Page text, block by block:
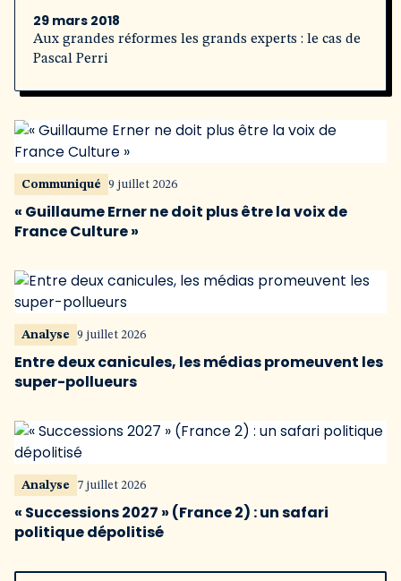
29 mars 2018
Aux grandes réformes les grands experts : le cas de
Pascal Perri
Communiqué 9 juillet 2026
« Guillaume Erner ne doit plus être la voix de
France Culture »
Analyse 9 juillet 2026
Entre deux canicules, les médias promeuvent les
super-pollueurs
Analyse 7 juillet 2026
« Successions 2027 » (France 2) : un safari
politique dépolitisé